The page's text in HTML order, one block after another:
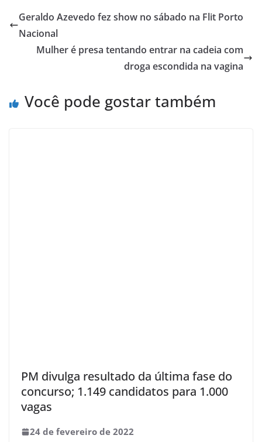
Geraldo Azevedo fez show no sábado na Flit Porto
Nacional
Mulher é presa tentando entrar na cadeia com
droga escondida na vagina
Você pode gostar também
PM divulga resultado da última fase do
concurso; 1.149 candidatos para 1.000
vagas
24 de fevereiro de 2022